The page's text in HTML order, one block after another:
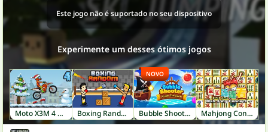
Este jogo não é suportado no seu dispositivo
Experimente um desses ótimos jogos
Moto X3M 4 Winter Boxing Random Bubble Shooter: Pirate Treasures
NOVO
Mahjong Connect